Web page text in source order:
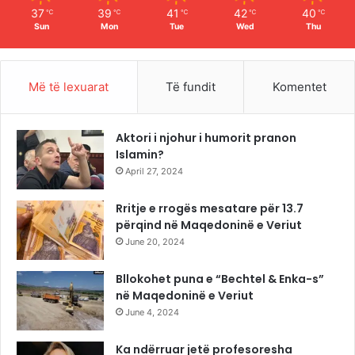
37 ℃
Sun
39 ℃
Mon
41 ℃
Tue
42 ℃
Wed
40 ℃
Thu
Më të lexuarat Të fundit Komentet
Aktori i njohur i humorit pranon
Islamin?
April 27, 2024
Rritje e rrogës mesatare për 13.7
përqind në Maqedoninë e Veriut
June 20, 2024
Bllokohet puna e “Bechtel & Enka-s”
në Maqedoninë e Veriut
June 4, 2024
Ka ndërruar jetë profesoresha